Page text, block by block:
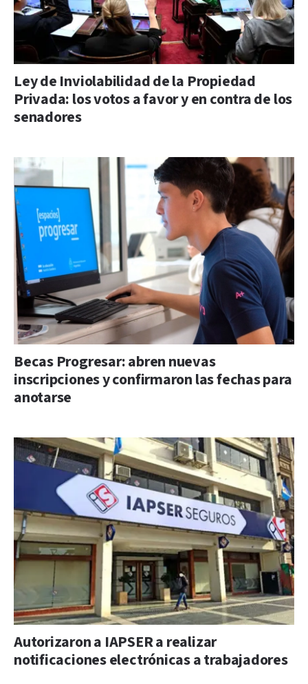
Ley de Inviolabilidad de la Propiedad
Privada: los votos a favor y en contra de los
senadores
Becas Progresar: abren nuevas
inscripciones y confirmaron las fechas para
anotarse
Autorizaron a IAPSER a realizar
notificaciones electrónicas a trabajadores